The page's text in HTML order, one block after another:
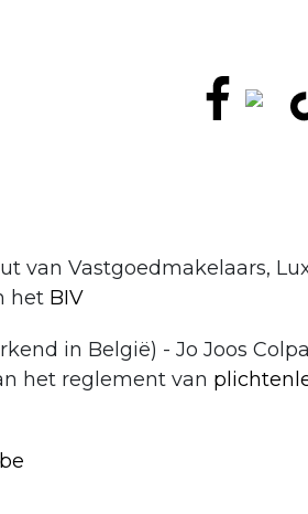
van Vastgoedmakelaars,
het BIV
in België) - Jo Joos
het reglement van